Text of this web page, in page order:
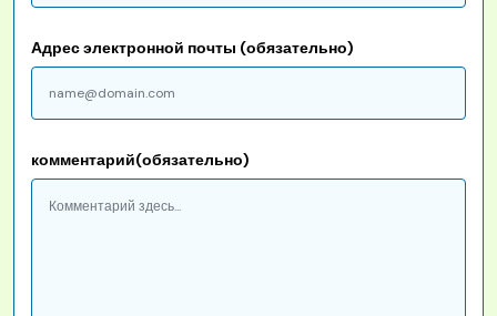
комментарий(обязательно)
Адрес электронной почты (обязательно)